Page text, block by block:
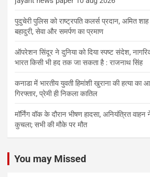
पुदुचेरी पुलिस को राष्ट्रपति कलर्स प्रदान, अमित
बहादुरी, सेवा और समर्पण का प्रमाण
ऑपरेशन सिंदूर ने दुनिया को दिया स्पष्ट संदेश,
भारत किसी भी हद तक जा सकता है : राजनाथ सिंह
कनाडा में भारतीय युवती हिमांशी खुराना की हत्या का
गिरफ्तार, प्रेमी ही निकला कातिल
मॉर्निंग वॉक के दौरान भीषण हादसा, अनियंत्रित
कुचला; सभी की मौके पर मौत
You may Missed